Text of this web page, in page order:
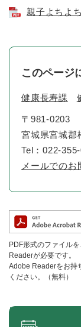
親子よちよ
このページ
健康長寿課
〒981-0203
宮城県宮城郡
Tel：022-
メールでのお
PDF形式のファイル
Readerが必要です。
Adobe Readerをお持
ください。（無料）